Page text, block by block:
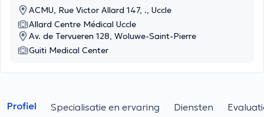
ACMU, Rue Victor Allard 147, ., Uccle
Allard Centre Médical Uccle
Av. de Tervueren 128, Woluwe-Saint-Pierre
Guiti Medical Center
Profiel Specialisatie en ervaring Diensten